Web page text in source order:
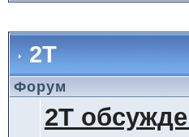
2Т
Форум
2Т